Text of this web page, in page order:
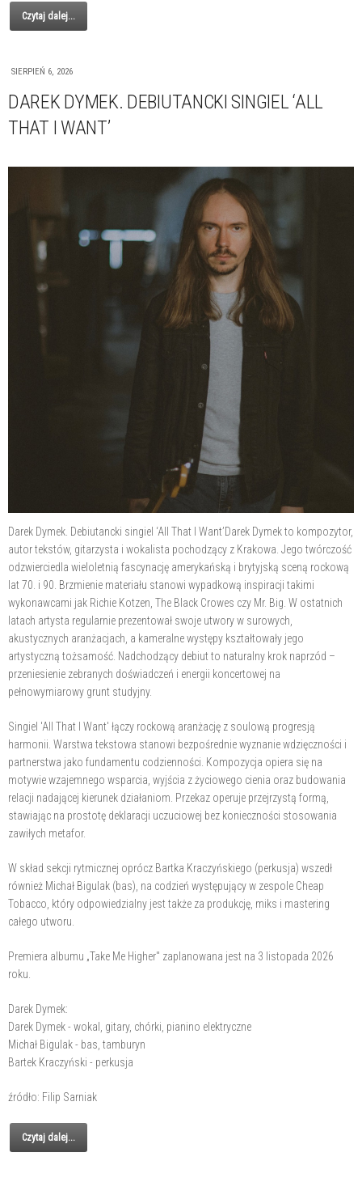
Czytaj dalej...
SIERPIEŃ 6, 2026
DAREK DYMEK. DEBIUTANCKI SINGIEL ‘ALL
THAT I WANT’
Darek Dymek. Debiutancki singiel ‘All That I Want’Darek Dymek to kompozytor,
autor tekstów, gitarzysta i wokalista pochodzący z Krakowa. Jego twórczość
odzwierciedla wieloletnią fascynację amerykańską i brytyjską sceną rockową
lat 70. i 90. Brzmienie materiału stanowi wypadkową inspiracji takimi
wykonawcami jak Richie Kotzen, The Black Crowes czy Mr. Big. W ostatnich
latach artysta regularnie prezentował swoje utwory w surowych,
akustycznych aranżacjach, a kameralne występy kształtowały jego
artystyczną tożsamość. Nadchodzący debiut to naturalny krok naprzód –
przeniesienie zebranych doświadczeń i energii koncertowej na
pełnowymiarowy grunt studyjny.
Singiel 'All That I Want' łączy rockową aranżację z soulową progresją
harmonii. Warstwa tekstowa stanowi bezpośrednie wyznanie wdzięczności i
partnerstwa jako fundamentu codzienności. Kompozycja opiera się na
motywie wzajemnego wsparcia, wyjścia z życiowego cienia oraz budowania
relacji nadającej kierunek działaniom. Przekaz operuje przejrzystą formą,
stawiając na prostotę deklaracji uczuciowej bez konieczności stosowania
zawiłych metafor.
W skład sekcji rytmicznej oprócz Bartka Kraczyńskiego (perkusja) wszedł
również Michał Bigulak (bas), na codzień występujący w zespole Cheap
Tobacco, który odpowiedzialny jest także za produkcję, miks i mastering
całego utworu.
Premiera albumu „Take Me Higher" zaplanowana jest na 3 listopada 2026
roku.
Darek Dymek:
Darek Dymek - wokal, gitary, chórki, pianino elektryczne
Michał Bigulak - bas, tamburyn
Bartek Kraczyński - perkusja
źródło: Filip Sarniak
Czytaj dalej...